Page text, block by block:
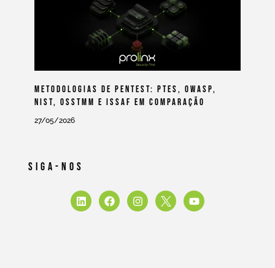
Metodologias De Pentest: PTES, OWASP,
NIST, OSSTMM E ISSAF Em Comparação
27/05/2026
Siga-Nos